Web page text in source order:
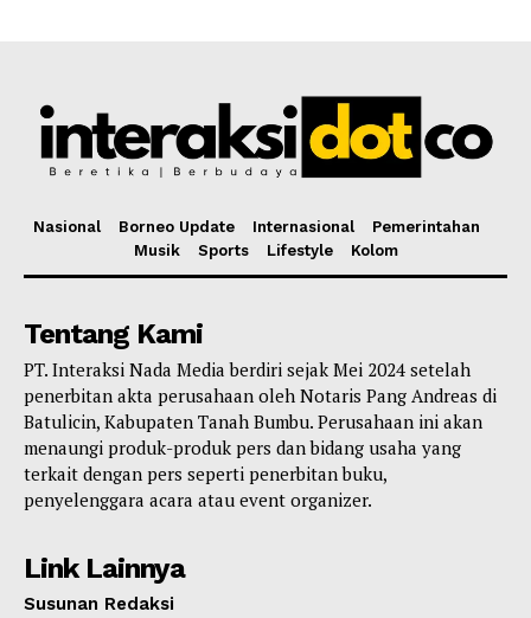
Nasional Borneo Update Internasional
Pemerintahan
Musik
Sports Lifestyle Kolom
Tentang Kami
PT. Interaksi Nada Media berdiri sejak Mei 2024 setelah
penerbitan akta perusahaan oleh Notaris Pang Andreas di
Batulicin, Kabupaten Tanah Bumbu. Perusahaan ini akan
menaungi produk-produk pers dan bidang usaha yang
terkait dengan pers seperti penerbitan buku,
penyelenggara acara atau event organizer.
Link Lainnya
Susunan Redaksi